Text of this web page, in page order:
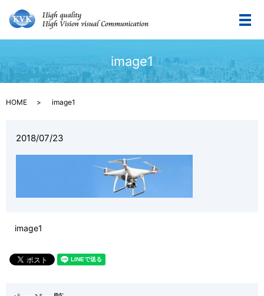
メ
image1
HOME image1
2018/07/23
image1